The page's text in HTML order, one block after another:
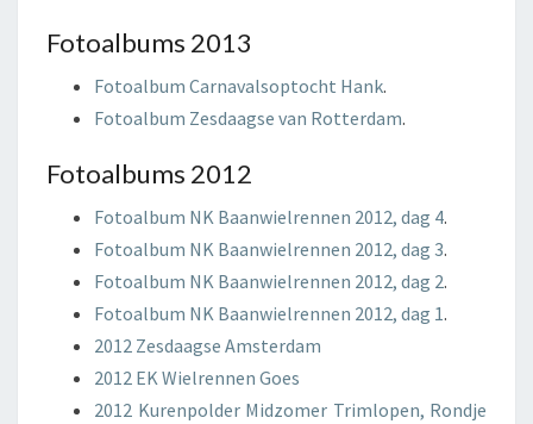
Fotoalbums 2013
Fotoalbum Carnavalsoptocht Hank.
Fotoalbum Zesdaagse van Rotterdam.
Fotoalbums 2012
Fotoalbum NK Baanwielrennen 2012, dag 4.
Fotoalbum NK Baanwielrennen 2012, dag 3.
Fotoalbum NK Baanwielrennen 2012, dag 2.
Fotoalbum NK Baanwielrennen 2012, dag 1.
2012 Zesdaagse Amsterdam
2012 EK Wielrennen Goes
2012 Kurenpolder Midzomer Trimlopen, Rondje